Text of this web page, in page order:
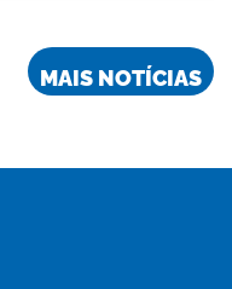
MAIS NOTÍCIAS